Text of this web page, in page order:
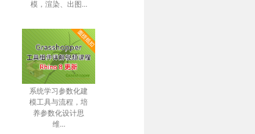
模，渲染、出图...
系统学习参数化建
模工具与流程，培
养参数化设计思
维...